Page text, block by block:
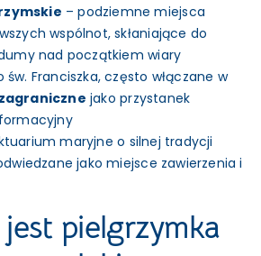
– podziemne miejsca
wspólnot, skłaniające do
nad początkiem wiary
Franciszka, często włączane w
jako przystanek
maryjne o silnej tradycji
jako miejsce zawierzenia i
pielgrzymka